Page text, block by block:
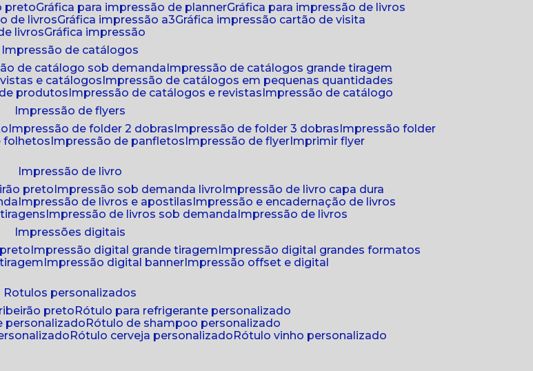
preto gráfica para impressão de planner
gráfica para impressão de livros
de livros gráfica impressão a3
gráfica impressão cartão de visita
livros
gráfica impressão
impressão de catálogos
de catálogo sob demanda impressão de catálogos grande tiragem
e catálogos impressão de catálogos em pequenas quantidades
produtos impressão de catálogos e revistas impressão de catálogo
impressão de flyers
impressão de folder 2 dobras impressão de folder 3 dobras impressão folder
folhetos impressão de panfletos impressão de flyer imprimir flyer
impressão de livro
preto impressão sob demanda livro impressão de livro capa dura
impressão de livros e apostilas impressão e encadernação de livros
impressão de livros sob demanda impressão de livros
impressões digitais
impressão digital grande tiragem impressão digital grandes formatos
impressão digital banner impressão offset e digital
rotulos personalizados
preto
rótulo para refrigerante personalizado
personalizado
rótulo de shampoo personalizado
rótulo cerveja personalizado
rótulo vinho personalizado